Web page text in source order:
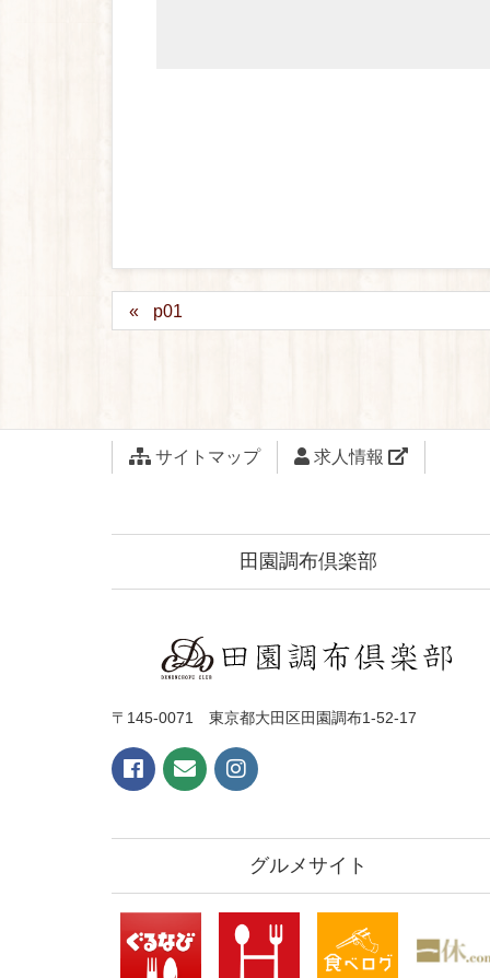
p01
サイトマップ 求人情報
田園調布倶楽部
〒145-0071 東京都大田区田園調布1-52-17
グルメサイト